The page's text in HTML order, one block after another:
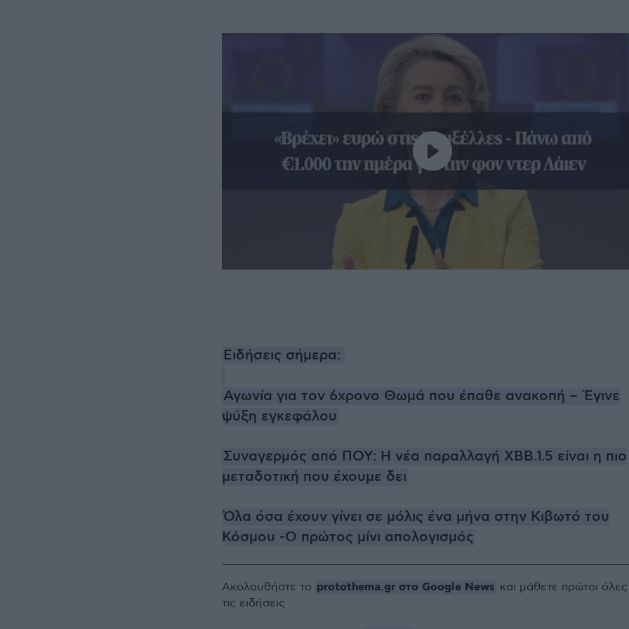
Ειδήσεις σήμερα:
Αγωνία για τον 6χρονο Θωμά που έπαθε ανακοπή – Έγινε
ψύξη εγκεφάλου
Συναγερμός από ΠΟΥ: Η νέα παραλλαγή ΧΒΒ.1.5 είναι η πιο
μεταδοτική που έχουμε δει
Όλα όσα έχουν γίνει σε μόλις ένα μήνα στην Κιβωτό του
Κόσμου -Ο πρώτος μίνι απολογισμός
Ακολουθήστε το protothema.gr στο Google News και μάθετε πρώτοι όλες
τις ειδήσεις